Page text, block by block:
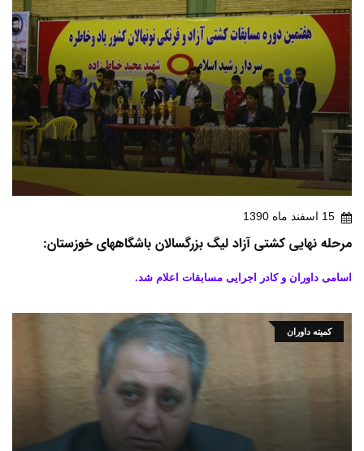
15 اسفند ماه 1390
مرحله نهایی کشتی آزاد لیگ بزرگسالان باشگاههای خوزستان:
اسامی داوران و کادر اجرایی مسابقات اعلام شد.
کمیته داوران